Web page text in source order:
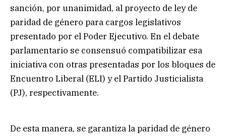
sanción, por unanimidad, al proyecto de ley de
paridad de género para cargos legislativos
presentado por el Poder Ejecutivo. En el debate
parlamentario se consensuó compatibilizar esa
iniciativa con otras presentadas por los bloques de
Encuentro Liberal (ELI) y el Partido Justicialista
(PJ), respectivamente.
De esta manera, se garantiza la paridad de género